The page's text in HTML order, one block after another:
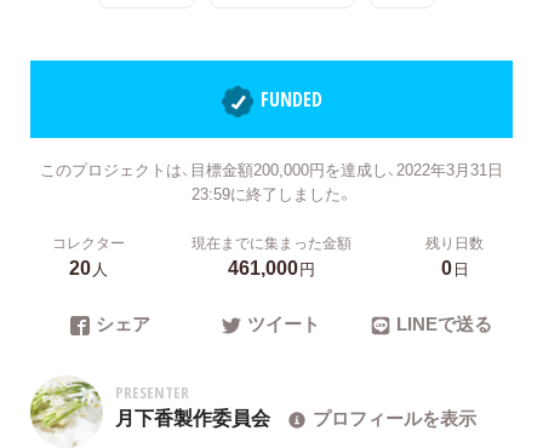
FUNDED
このプロジェクトは、目標金額200,000円を達成し、2022年3月31日
23:59に終了しました。
コレクター
20人
現在までに集まった金額
461,000円
残り日数
0日
シェア ツイート LINEで送る
PRESENTER
月下香製作委員会 プロフィールを表示